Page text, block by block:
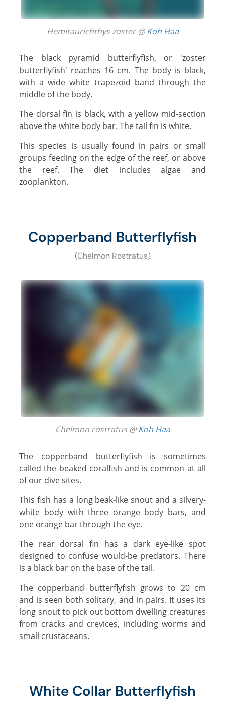
Hemitaurichthys zoster @Koh Haa
The black pyramid butterflyfish, or 'zoster
butterflyfish' reaches 16 cm. The body is black,
with a wide white trapezoid band through the
middle of the body.
The dorsal fin is black, with a yellow mid-section
above the white body bar. The tail fin is white.
This species is usually found in pairs or small
groups feeding on the edge of the reef, or above
the reef. The diet includes algae and
zooplankton.
Copperband Butterflyfish
(Chelmon Rostratus)
Chelmon rostratus @Koh Haa
The copperband butterflyfish is sometimes
called the beaked coralfish and is common at all
of our dive sites.
This fish has a long beak-like snout and a silvery-
white body with three orange body bars, and
one orange bar through the eye.
The rear dorsal fin has a dark eye-like spot
designed to confuse would-be predators. There
is a black bar on the base of the tail.
The copperband butterflyfish grows to 20 cm
and is seen both solitary, and in pairs. It uses its
long snout to pick out bottom dwelling creatures
from cracks and crevices, including worms and
small crustaceans.
White Collar Butterflyfish